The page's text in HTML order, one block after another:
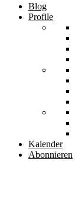
Blog
Profile
Kalender
Abonnieren